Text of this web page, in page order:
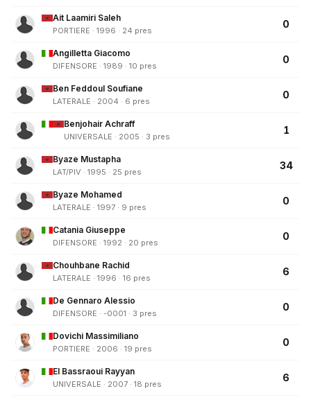
Ait Laamiri Saleh
PORTIERE · 1996 · 24 pres
0
Angilletta Giacomo
DIFENSORE · 1989 · 10 pres
0
Ben Feddoul Soufiane
LATERALE · 2004 · 6 pres
0
Benjohair Achraff
UNIVERSALE · 2005 · 3 pres
1
Byaze Mustapha
LAT/PIV · 1995 · 25 pres
34
Byaze Mohamed
LATERALE · 1997 · 9 pres
0
Catania Giuseppe
DIFENSORE · 1992 · 20 pres
0
Chouhbane Rachid
LATERALE · 1996 · 16 pres
6
De Gennaro Alessio
DIFENSORE · -0001 · 3 pres
0
Dovichi Massimiliano
PORTIERE · 2006 · 19 pres
0
El Bassraoui Rayyan
UNIVERSALE · 2007 · 18 pres
6